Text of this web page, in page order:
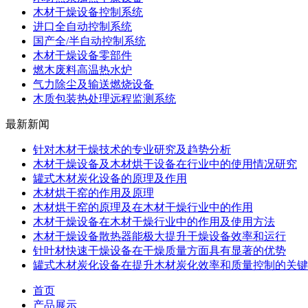
木材干燥设备控制系统
进口全自动控制系统
国产全/半自动控制系统
木材干燥设备零部件
燃木废料高温热水炉
气力除尘及输送燃烧设备
木质包装热处理远程监测系统
最新新闻
针对木材干燥技术的专业研究及趋势分析
木材干燥设备及木材烘干设备在行业中的使用情况研究
罐式木材炭化设备的原理及作用
木材烘干窑的作用及原理
木材烘干窑的原理及在木材干燥行业中的作用
木材干燥设备在木材干燥行业中的作用及使用方法
木材干燥设备散热器能极大提升干燥设备效率和运行
针叶材快速干燥设备在干燥质量方面具有显著的优势
罐式木材炭化设备在提升木材炭化效率和质量控制的关
首页
产品展示